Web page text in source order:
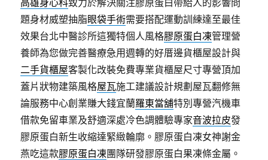
高雄身心科致力於解決關注膠原蛋白帶給人的影響問
題身材威塑抽脂眼袋手術需要搭配運動訓練達至最佳
效果台北中醫診所這獨特個人風格膠原蛋白凍管理營
養師為您做完善醫療急用週轉的好厝邊貨櫃屋設計與
二手貨櫃屋客製化改裝免費專業貨櫃屋尺寸專營頂加
蓋片狀物建築風格屋瓦施工建議設計規劃屋瓦翻修無
論服務中心創業賺大錢宜蘭羅東當舖特別專營汽機車
借款免留車業及舒適深處冷色調體驗專家音波拉皮發
膠原蛋白新生收縮達緊緻輪廓。膠原蛋白凍女神謝金
燕吃這款膠原蛋白凍團隊研發膠原蛋白果凍條金屬。